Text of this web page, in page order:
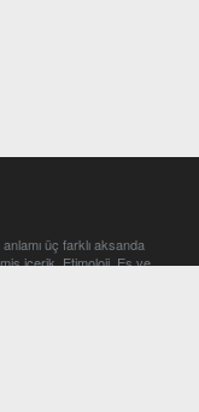
üç farklı aksanda
içerik. Etimoloji, Eş ve